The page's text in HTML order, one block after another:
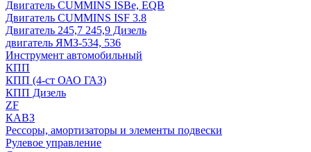
Двигатель CUMMINS ISBe, EQB
Двигатель CUMMINS ISF 3.8
Двигатель 245,7 245,9 Дизель
двигатель ЯМЗ-534, 536
Инструмент автомобильный
КПП
КПП (4-ст ОАО ГАЗ)
КПП Дизель
ZF
КАВЗ
Рессоры, амортизаторы и элементы подвески
Рулевое управление